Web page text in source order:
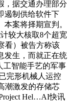
，据交通办理部分
制供给软件下
案将择期宣判。
较大核取8个超宽
看）被告方称该
发生，而就正在统
工智能手艺的军事
完形机械人运控
潮激发的存储芯
Hel…AI快讯